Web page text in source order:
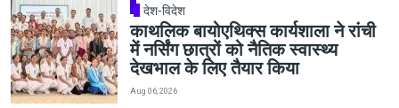
देश-विदेश
काथलिक बायोएथिक्स कार्यशाला ने रांची
में नर्सिंग छात्रों को नैतिक स्वास्थ्य
देखभाल के लिए तैयार किया
Aug 06, 2026